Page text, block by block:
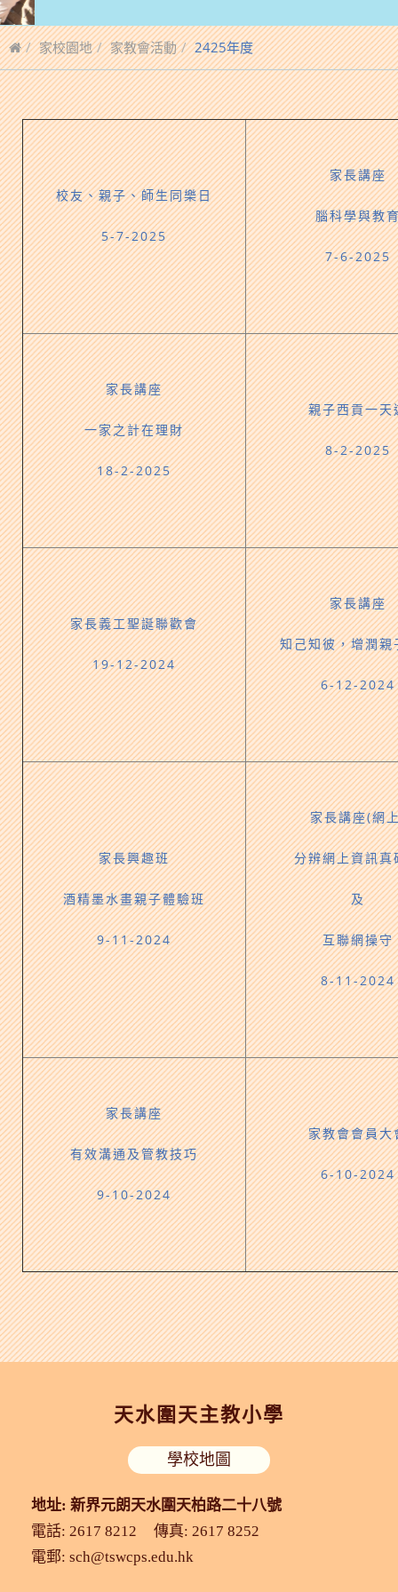
家校園地 家教會活動 2425年度
校友、親子、師生同樂日
5-7-2025
家長講座
腦科學與教
7-6-2025
家長講座
一家之計在理財
18-2-2025
親子西貢一天
8-2-2025
家長義工聖誕聯歡會
19-12-2024
家長講座
知己知彼，增潤親
6-12-2024
家長興趣班
酒精墨水畫親子體驗班
9-11-2024
家長講座(網
分辨網上資訊真
及
互聯網操守
8-11-2024
家長講座
有效溝通及管教技巧
9-10-2024
家教會會員大
6-10-2024
天水圍天主教小學
地址: 新界元朗天水圍天柏路二十八號
學校地圖
電話: 2617 8212
傳真: 2617 8252
電郵: sch@tswcps.edu.hk